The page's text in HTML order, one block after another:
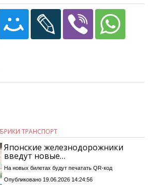
ТРАНСПОРТ
Японские железнодорожники
введут новые…
На новых билетах будут печатать QR-код
Опубликовано 19.06.2026 14:24:56